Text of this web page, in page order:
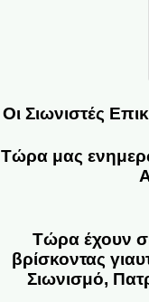
Οι Σιωνιστές
Τώρα μας
Τώρα έχουν
βρίσκοντας
Σιωνισμό,